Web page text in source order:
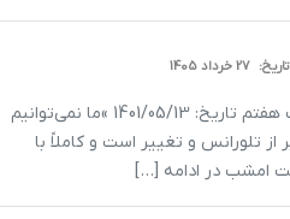
تاریخ: 27 خرداد 1405
یا حبیب متن سخنرانی سیدمحمدانجوی‌نژاد موضوع: حقیقت این است _ قسمت هفتم تاریخ: 1401/05/13 »ما نمی‌توانیم
تلورانس و تغییر است و کاملاً با
امشب در ادامه […]